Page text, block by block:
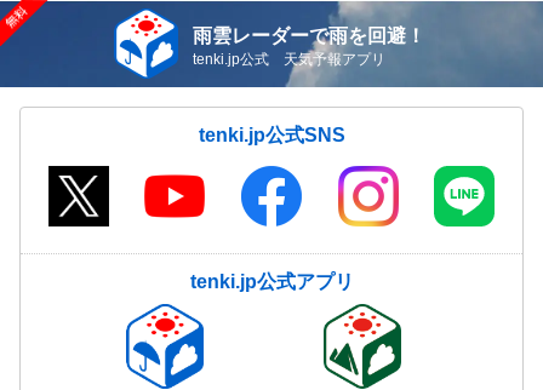
雨雲レーダーで雨を回避！
tenki.jp公式 天気予報アプリ
tenki.jp公式SNS
tenki.jp公式アプリ